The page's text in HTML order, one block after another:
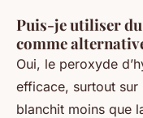
Puis-je utiliser du
comme
Oui, le peroxyde
efficace, surtout sur
blanchit moins que